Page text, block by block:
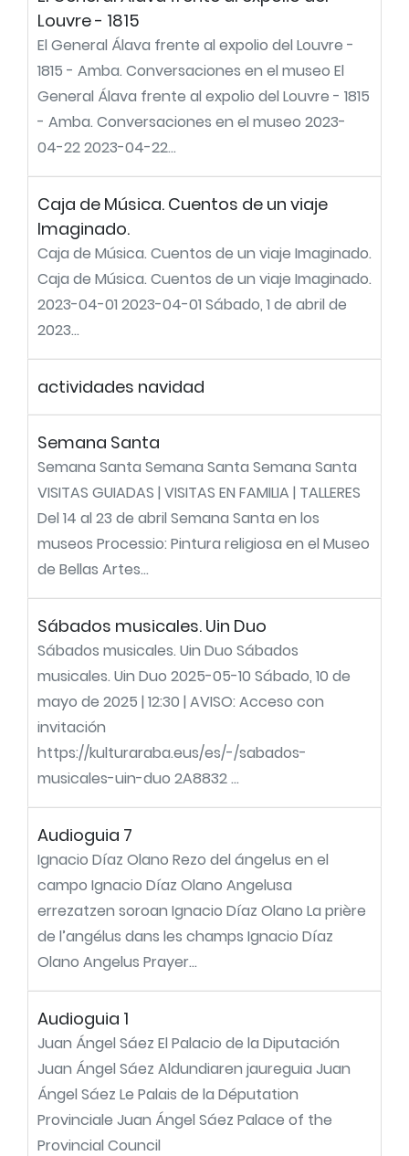
Louvre - 1815
El General Álava frente al expolio del Louvre -
1815 - Amba. Conversaciones en el museo El
General Álava frente al expolio del Louvre - 1815
- Amba. Conversaciones en el museo 2023-
04-22 2023-04-22...
Caja de Música. Cuentos de un viaje
Imaginado.
Caja de Música. Cuentos de un viaje Imaginado.
Caja de Música. Cuentos de un viaje Imaginado.
2023-04-01 2023-04-01 Sábado, 1 de abril de
2023...
actividades navidad
Semana Santa
Semana Santa Semana Santa Semana Santa
VISITAS GUIADAS | VISITAS EN FAMILIA | TALLERES
Del 14 al 23 de abril Semana Santa en los
museos Processio: Pintura religiosa en el Museo
de Bellas Artes...
Sábados musicales. Uin Duo
Sábados musicales. Uin Duo Sábados
musicales. Uin Duo 2025-05-10 Sábado, 10 de
mayo de 2025 | 12:30 | AVISO: Acceso con
invitación
https://kulturaraba.eus/es/-/sabados-
musicales-uin-duo 2A8832 ...
Audioguia 7
Ignacio Díaz Olano Rezo del ángelus en el
campo Ignacio Díaz Olano Angelusa
errezatzen soroan Ignacio Díaz Olano La prière
de l’angélus dans les champs Ignacio Díaz
Olano Angelus Prayer...
Audioguia 1
Juan Ángel Sáez El Palacio de la Diputación
Juan Ángel Sáez Aldundiaren jaureguia Juan
Ángel Sáez Le Palais de la Députation
Provinciale Juan Ángel Sáez Palace of the
Provincial Council